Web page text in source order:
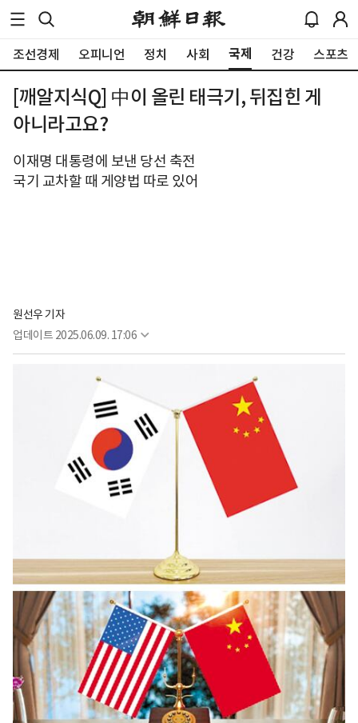
조선경제 오피니언 정치 사회 국제 건강 스포츠
[깨알지식Q] 中이 올린 태극기, 뒤집힌 게
아니라고요?
이재명 대통령에 보낸 당선 축전
국기 교차할 때 게양법 따로 있어
원선우 기자
업데이트 2025.06.09. 17:06